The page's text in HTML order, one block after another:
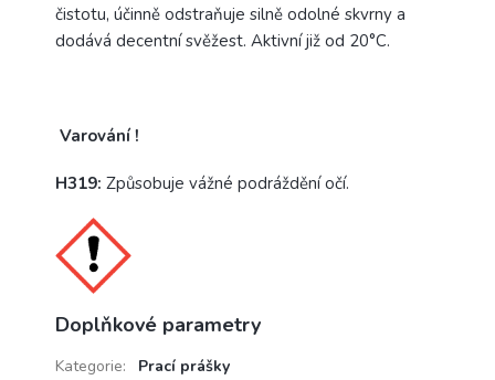
čistotu, účinně odstraňuje silně odolné skvrny a
dodává decentní svěžest. Aktivní již od 20°C.
Varování !
H319: Způsobuje vážné podráždění očí.
Doplňkové parametry
Kategorie:
Prací prášky